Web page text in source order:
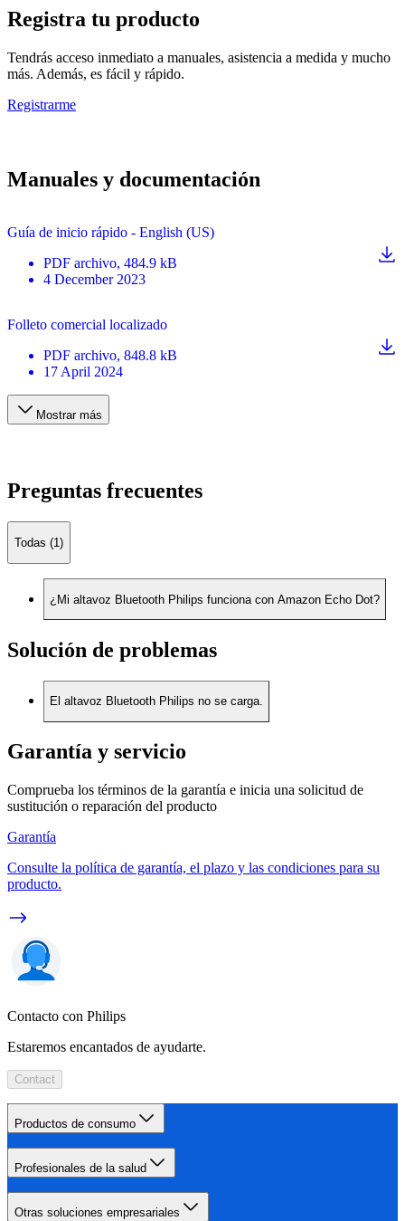
Registra tu producto
Tendrás acceso inmediato a manuales, asistencia a medida y mucho
más. Además, es fácil y rápido.
Registrarme
Manuales y documentación
Guía de inicio rápido - English (US)
PDF archivo, 484.9 kB
4 December 2023
Folleto comercial localizado
PDF archivo, 848.8 kB
17 April 2024
Mostrar más
Preguntas frecuentes
Todas (1)
¿Mi altavoz Bluetooth Philips funciona con Amazon Echo Dot?
Solución de problemas
El altavoz Bluetooth Philips no se carga.
Garantía y servicio
Comprueba los términos de la garantía e inicia una solicitud de
sustitución o reparación del producto
Garantía
Consulte la política de garantía, el plazo y las condiciones para su
producto.
Contacto con Philips
Estaremos encantados de ayudarte.
Contact
Productos de consumo
Profesionales de la salud
Otras soluciones empresariales